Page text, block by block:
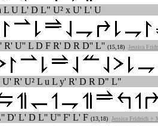
L U L' D L" U² x U' L' U
R' U'' L D F R' D R D'' L'' (15,18) Jessica
R' U² L u L y' R' D R D" L"
D' L' D L'' U'' F' L' F (13,18) Jessica Fridrich +